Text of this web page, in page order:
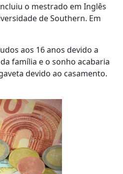
o mestrado em Inglês
de Southern. Em
aos 16 anos devido a
família e o sonho acabaria
devido ao casamento.